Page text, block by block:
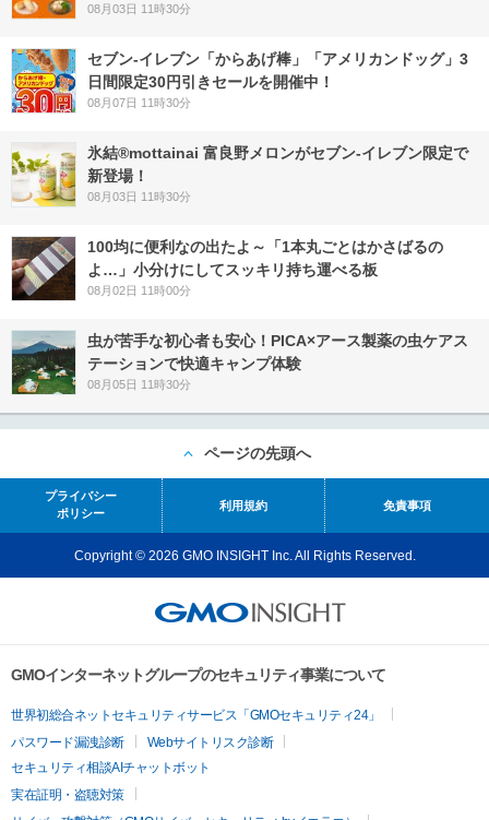
08月03日 11時30分
セブン‐イレブン「からあげ棒」「アメリカンドッグ」3
日間限定30円引きセールを開催中！
08月07日 11時30分
氷結®mottainai 富良野メロンがセブン‐イレブン限定で
新登場！
08月03日 11時30分
100均に便利なの出たよ～「1本丸ごとはかさばるの
よ…」小分けにしてスッキリ持ち運べる板
08月02日 11時00分
虫が苦手な初心者も安心！PICA×アース製薬の虫ケアス
テーションで快適キャンプ体験
08月05日 11時30分
ページの先頭へ
プライバシー
ポリシー
利用規約 免責事項
Copyright © 2026 GMO INSIGHT Inc. All Rights Reserved.
GMOインターネットグループのセキュリティ事業について
世界初総合ネットセキュリティサービス「GMOセキュリティ24」
パスワード漏洩診断
Webサイトリスク診断
セキュリティ相談AIチャットボット
実在証明・盗聴対策